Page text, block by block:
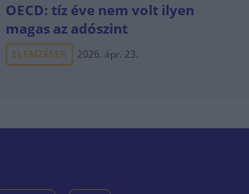
OECD: tíz éve nem volt ilyen
magas az adószint
ELEMZÉSEK 2026. ápr. 23.